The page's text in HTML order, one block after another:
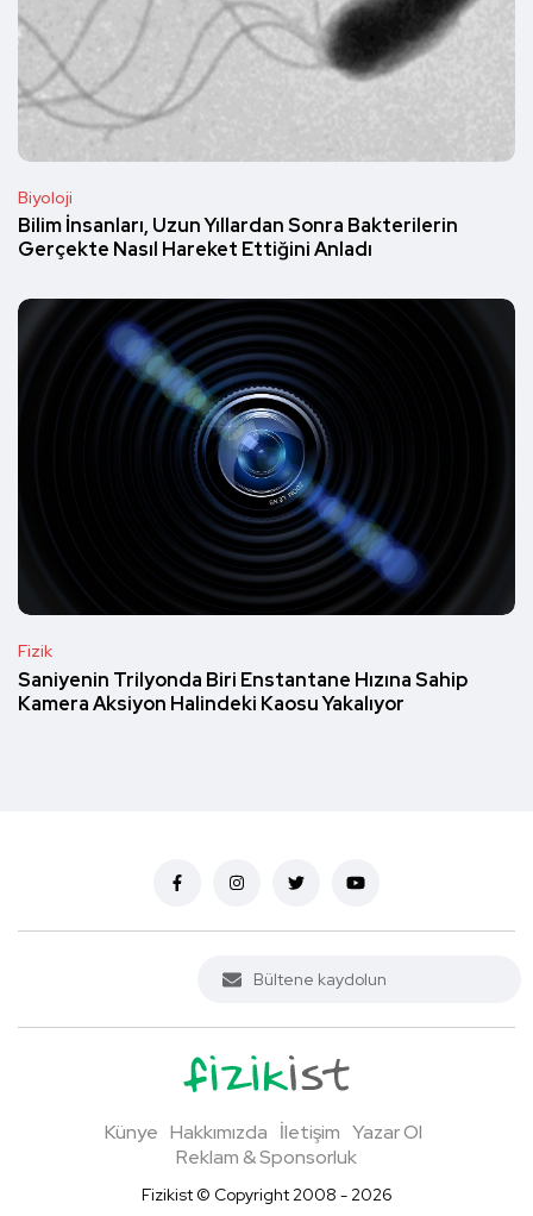
Biyoloji
Bilim İnsanları, Uzun Yıllardan Sonra Bakterilerin
Gerçekte Nasıl Hareket Ettiğini Anladı
Fizik
Saniyenin Trilyonda Biri Enstantane Hızına Sahip
Kamera Aksiyon Halindeki Kaosu Yakalıyor
Künye Hakkımızda İletişim Yazar Ol
Reklam & Sponsorluk
Fizikist © Copyright 2008 - 2026